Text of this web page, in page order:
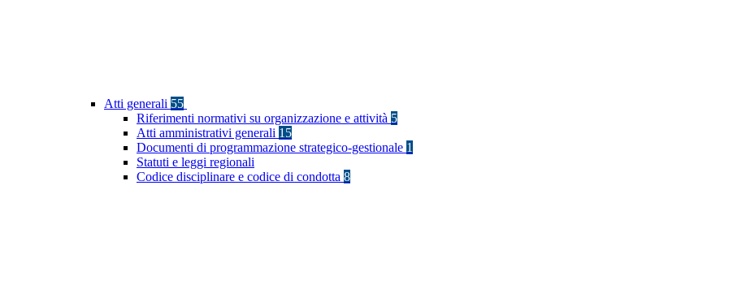
Atti generali 55
Riferimenti normativi su organizzazione e attività 5
Atti amministrativi generali 15
Documenti di programmazione strategico-gestionale 1
Statuti e leggi regionali
Codice disciplinare e codice di condotta 8